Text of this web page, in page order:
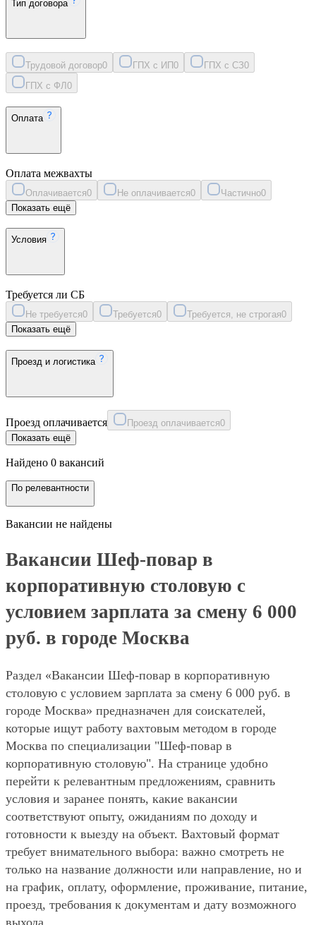
Тип договора
Трудовой договор0 ГПХ с ИП0 ГПХ с СЗ0
ГПХ с ФЛ 0
Оплата
Оплата межвахты
Оплачивается0 Не оплачивается0 Частично0
Показать ещё
Условия
Требуется ли СБ
Не требуется0 Требуется0 Требуется, не строгая0
Показать ещё
Проезд и логистика
Проезд оплачивается Проезд оплачивается0
Показать ещё
Найдено 0 вакансий
По релевантности
Вакансии не найдены
Вакансии Шеф-повар в
корпоративную столовую с
условием зарплата за смену 6 000
руб. в городе Москва
Раздел «Вакансии Шеф-повар в корпоративную
столовую с условием зарплата за смену 6 000 руб. в
городе Москва» предназначен для соискателей,
которые ищут работу вахтовым методом в городе
Москва по специализации "Шеф-повар в
корпоративную столовую". На странице удобно
перейти к релевантным предложениям, сравнить
условия и заранее понять, какие вакансии
соответствуют опыту, ожиданиям по доходу и
готовности к выезду на объект. Вахтовый формат
требует внимательного выбора: важно смотреть не
только на название должности или направление, но и
на график, оплату, оформление, проживание, питание,
проезд, требования к документам и дату возможного